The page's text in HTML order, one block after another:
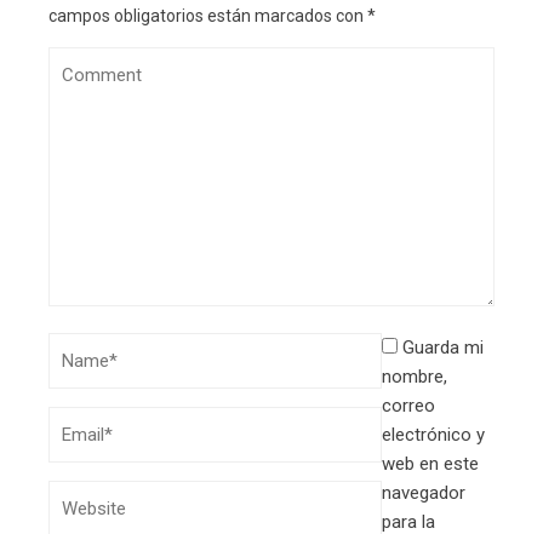
campos obligatorios están marcados con *
Guarda mi
nombre,
correo
electrónico y
web en este
navegador
para la